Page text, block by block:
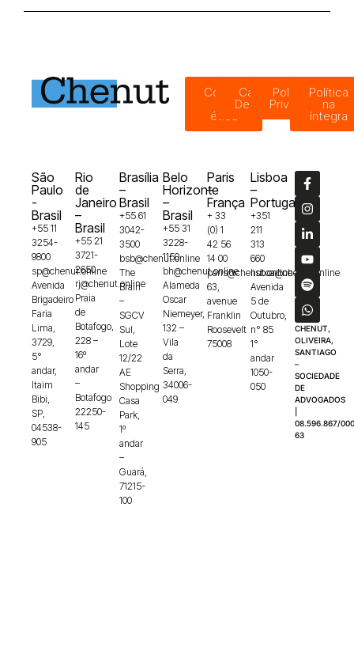
Código
ética
Canal de
Denúncias
Política de
Privacidade
Política
na
íntegra
São
Paulo
-
Brasil
+55 11
3254-
9800
sp@chenut.online
Avenida
Brigadeiro
Faria
Lima,
3729,
5°
andar,
Itaim
Bibi,
SP,
04538-
905
Rio
de
Janeiro
–
Brasil
+55 21
3721-
2650
rj@chenut.online
Praia
de
Botafogo,
228 –
16º
andar
–
Botafogo
22250-
145
Brasília
–
Brasil
+55 61
3042-
3500
bsb@chenut.online
The
Brain
–
SGCV
Sul,
Lote
12/22
AE
Shopping
Casa
Park,
1º
andar
–
Guará,
71215-
100
Belo
Horizonte
–
Brasil
+55 31
3228-
1150
bh@chenut.online
Alameda
Oscar
Niemeyer,
132 –
Vila
da
Serra,
34006-
049
Paris
–
França
+ 33
(0) 1
42 56
14 00
paris@chenut.online
63,
avenue
Franklin
Roosevelt
75008
Lisboa
–
Portugal
+351
211
313
660
lisboa@chenut.online
Avenida
5 de
Outubro,
n° 85
1°
andar
1050-
050
CHENUT,
OLIVEIRA,
SANTIAGO
–
SOCIEDADE
DE
ADVOGADOS
08.596.867/
63